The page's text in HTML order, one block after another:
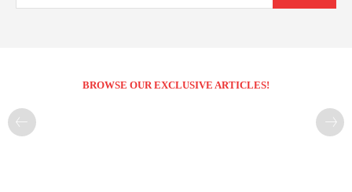
BROWSE OUR EXCLUSIVE ARTICLES!